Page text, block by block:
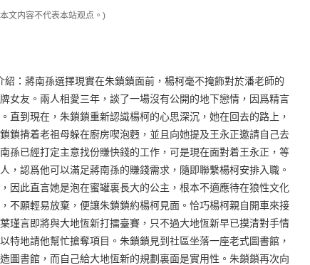
文内容不代表本站观点。)
：蔣南孫選擇現實在朱鎖鎖面前，楊柯毫不掩飾對於潘老師的
女友。兩人相愛三年，談了一場沒有公開的地下戀情，因爲精言
直到現在，朱鎖鎖重新認識楊柯的心思深沉，她在回去的路上，
鎖揹着老祖母躲在廚房喫泡麪，並且向她提及王永正邀請自己去
孫已經打定主意找份賺快錢的工作，可是現在面對着王永正，等
，認爲他可以滿足蔣南孫的賺錢需求，隨即聯繫楊柯安排入職。
因此直言她是泡在蜜罐裏長大的公主，根本不適應待在狼性文化
不願輕易放棄，便讓朱鎖鎖約楊柯見面。恰巧楊柯親自開車來接
瑾言即將與大地恆新打擂臺賽，只不過大地恆新早已摸清對手情
特地請他幫忙搶奪項目。朱鎖鎖見到社區坐落一座老式圖書館，
圖書館，而自己給大地恆新的規劃裏面是實用性。朱鎖鎖再次向